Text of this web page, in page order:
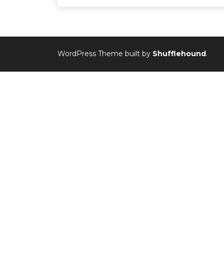
WordPress Theme built by Shufflehound .